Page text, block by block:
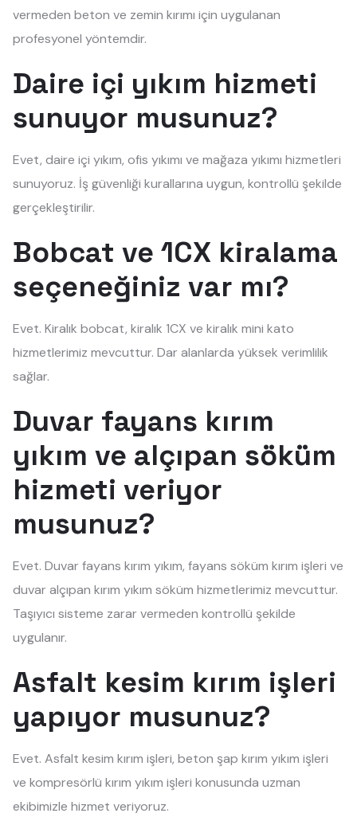
vermeden beton ve zemin kırımı için uygulanan
profesyonel yöntemdir.
Daire içi yıkım hizmeti
sunuyor musunuz?
Evet, daire içi yıkım, ofis yıkımı ve mağaza yıkımı hizmetleri
sunuyoruz. İş güvenliği kurallarına uygun, kontrollü şekilde
gerçekleştirilir.
Bobcat ve 1CX kiralama
seçeneğiniz var mı?
Evet. Kiralık bobcat, kiralık 1CX ve kiralık mini kato
hizmetlerimiz mevcuttur. Dar alanlarda yüksek verimlilik
sağlar.
Duvar fayans kırım
yıkım ve alçıpan söküm
hizmeti veriyor
musunuz?
Evet. Duvar fayans kırım yıkım, fayans söküm kırım işleri ve
duvar alçıpan kırım yıkım söküm hizmetlerimiz mevcuttur.
Taşıyıcı sisteme zarar vermeden kontrollü şekilde
uygulanır.
Asfalt kesim kırım işleri
yapıyor musunuz?
Evet. Asfalt kesim kırım işleri, beton şap kırım yıkım işleri
ve kompresörlü kırım yıkım işleri konusunda uzman
ekibimizle hizmet veriyoruz.